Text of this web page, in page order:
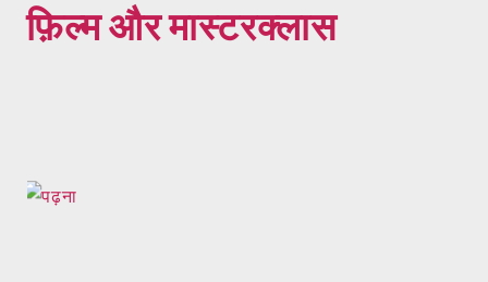
फ़िल्म और मास्टरक्लास